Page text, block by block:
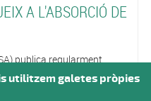
A L'ABSORCIÓ DE
publica regularment
que per la seva
de com apropar les noves
al coneixement de la
utilitzem galetes pròpies